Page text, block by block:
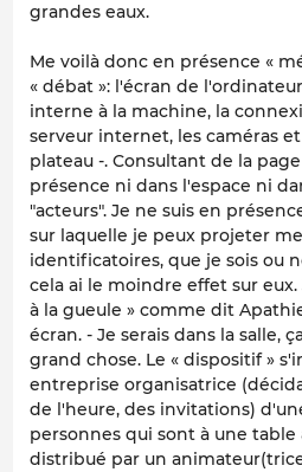
grandes eaux.
Me voilà donc en présence «
« débat »: l'écran de
interne à la machine, la
serveur internet, les caméras
plateau -. Consultant de la
présence ni dans l'espace ni
"acteurs". Je ne suis en
sur laquelle je peux projeter
identificatoires, que je sois ou
cela ai le moindre effet sur
à la gueule » comme dit
écran. - Je serais dans la salle,
grand chose. Le « dispositif »
entreprise organisatrice
de l'heure, des invitations)
personnes qui sont à une
distribué par un